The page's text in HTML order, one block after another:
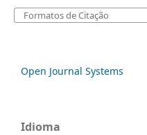
Formatos de Citação
Open Journal Systems
Idioma